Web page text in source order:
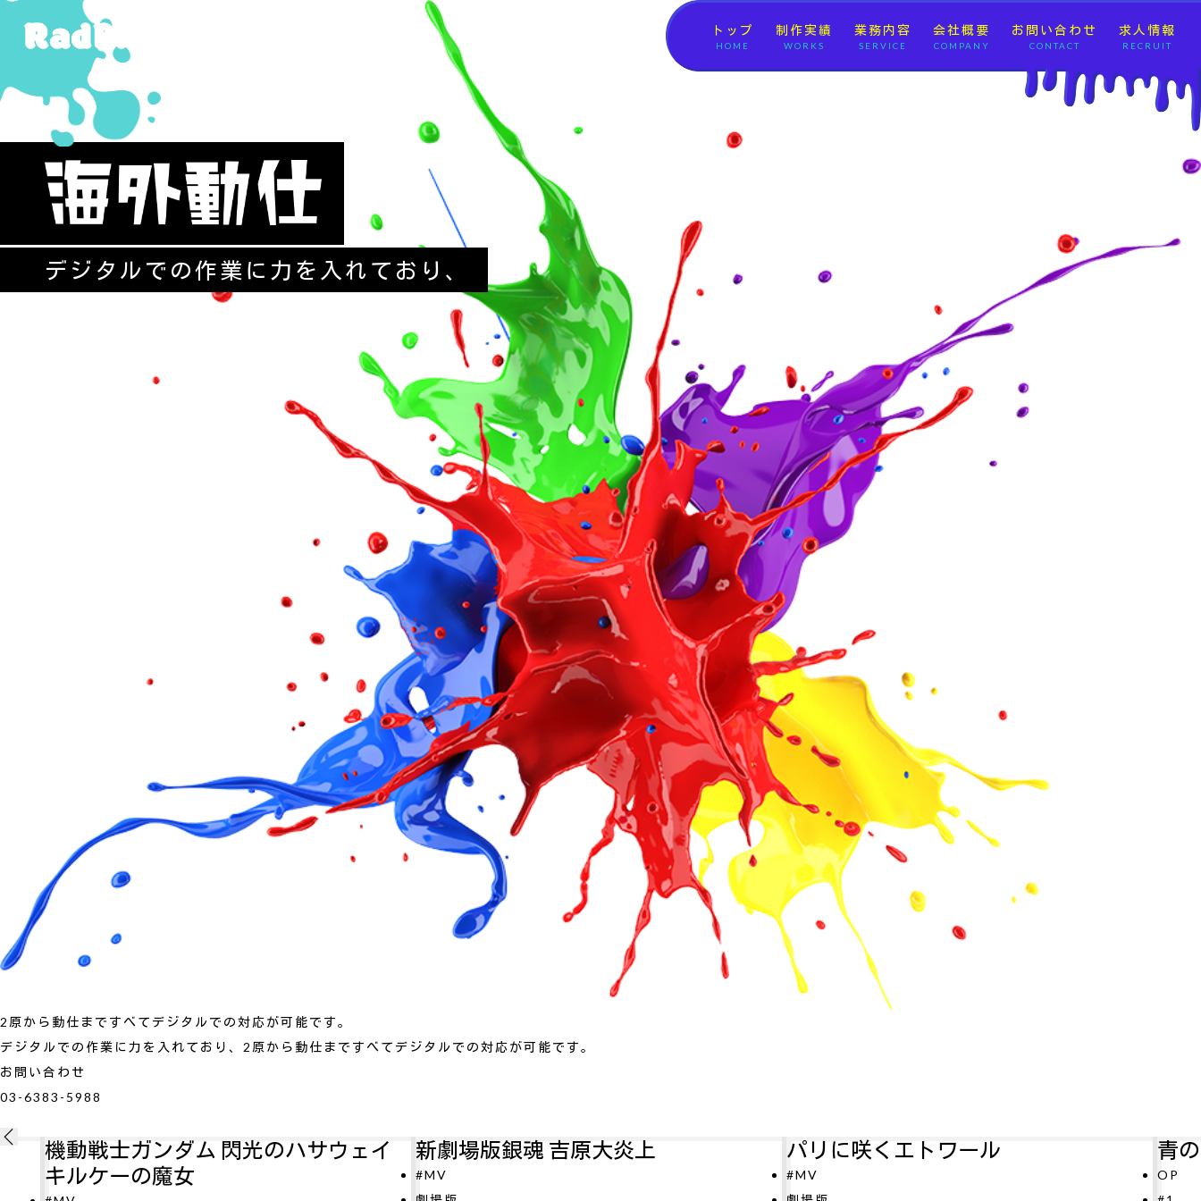
トップ
HOME
制作実績
WORKS
業務内容
SERVICE
会社概要
COMPANY
お問い合わせ
CONTACT
求人情報
RECRUIT
デジタルでの作業に力を入れており、
2原から動仕まですべてデジタルでの対応が可能です。
デジタルでの作業に力を入れており、2原から動仕まですべてデジタルでの対応が可能です。
お問い合わせ
03-6383-5988
閃光のハサウェイ
新劇場版銀魂 吉原大炎上 パリに咲くエトワール 青のミブロ—芹沢暗殺